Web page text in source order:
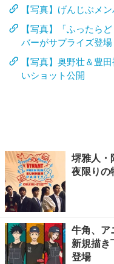
【写真】げんじぶメ
【写真】「ふったら
バーがサプライズ登場
【写真】奥野壮＆豊
いショット公開
堺雅人・
夜限りの
牛角、ア
新規描き
登場